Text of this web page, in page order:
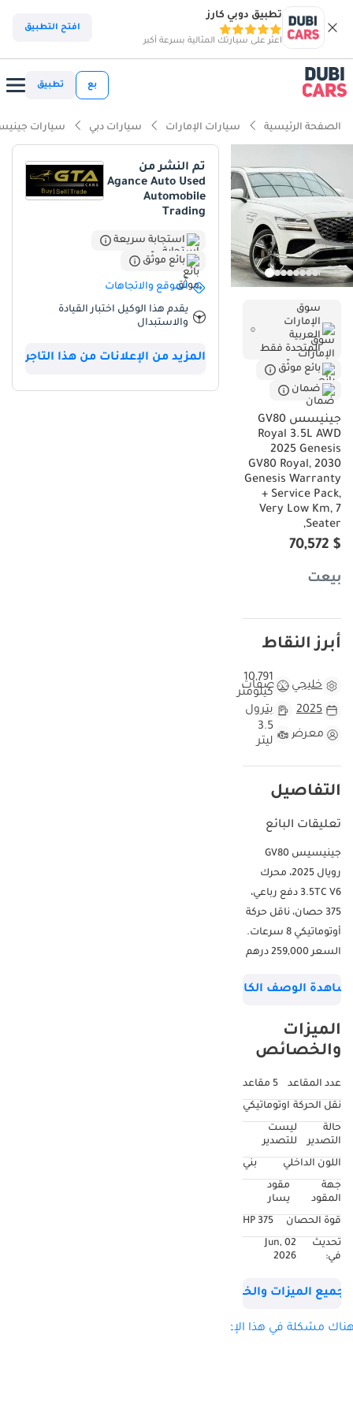
تطبيق دوبي كارز
اعثر على سيارتك المثالية بسرعة أكبر
افتح التطبيق
بع تطبيق
الصفحة الرئيسية سيارات الإمارات سيارات دبي سيارات
سوق
الإمارات
العربية
المتحدة فقط
بائع موثّق
ضمان
جينيسس GV80
Royal 3.5L AWD
2025 Genesis
GV80 Royal, 2030
Genesis Warranty
+ Service Pack,
Very Low Km, 7
Seater,
$ 70,572
بيعت
أبرز النقاط
خليجي مواصفات
10,791
كيلومتر
2025
بترول
معرض
3.5
ليتر
التفاصيل
تعليقات البائع
جينيسيس GV80
رويال 2025، محرك
3.5TC V6 دفع رباعي،
375 حصان، ناقل حركة
أوتوماتيكي 8 سرعات.
السعر 259,000 درهم
إماراتي شهرياً مع
5 سنوات. ----------------
--------------------- - عداد
لدى جينيسيس -
ضمان جينيسيس
2030 - باقة صيانة
جينيسيس سارية
100 ألف كم - تأتي مع
3 مفاتيح - حالة ممتازة
-------------------------------
الكاملة تشمل: -
الوصف الكامل
الميزات
والخصائص
عدد المقاعد
5 مقاعد
نقل الحركة اوتوماتيكي
حالة
التصدير
ليست
للتصدير
اللون الداخلي
بني
جهة
المقود
مقود
يسار
قوة الحصان
375 HP
تحديث
في:
02 Jun,
2026
جميع الميزات والخصائص
مشكلة في هذا الإعلان؟
تم النشر من
Agance Auto Used
Automobile
Trading
استجابة سريعة
بائع موثّق
الموقع والاتجاهات
يقدم هذا الوكيل اختبار القيادة
والاستبدال
المزيد من الإعلانات من هذا التاجر